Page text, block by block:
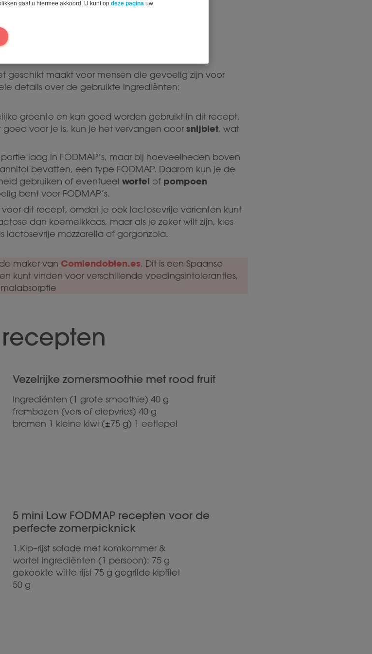
gaat u hiermee akkoord. U kunt op deze pagina uw
geschikt maakt voor mensen die gevoelig zijn voor
details over de gebruikte ingrediënten:
groente en kan goed worden gebruikt in dit recept.
voor je is, kun je het vervangen door snijbiet, wat
laag in FODMAP’s, maar bij hoeveelheden boven
bevatten, een type FODMAP. Daarom kun je de
gebruiken of eventueel wortel of pompoen
bent voor FODMAP’s.
dit recept, omdat je ook lactosevrije varianten kunt
dan koemelkkaas, maar als je zeker wilt zijn, kies
lactosevrije mozzarella of gorgonzola.
maker van Comiendobien.es. Dit is een Spaanse
kunt vinden voor verschillende voedingsintoleranties,
Vezelrijke zomersmoothie met rood fruit
Ingrediënten (1 grote smoothie) 40 g
frambozen (vers of diepvries) 40 g
bramen 1 kleine kiwi (±75 g) 1 eetlepel
5 mini Low FODMAP recepten voor de
perfecte zomerpicknick
1.Kip–rijst salade met komkommer &
wortel Ingrediënten (1 persoon): 75 g
gekookte witte rijst 75 g gegrilde kipfilet
50 g